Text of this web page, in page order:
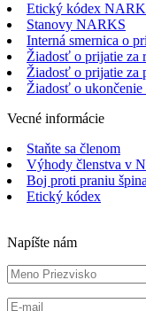
Etický kódex
Stanovy NARKS
Interná smernica o
Žiadosť o prijatie za
Žiadosť o prijatie za
Žiadosť o
Vecné informácie
Staňte sa členom
Výhody členstva v
Boj proti praniu
Etický kódex
Napíšte nám